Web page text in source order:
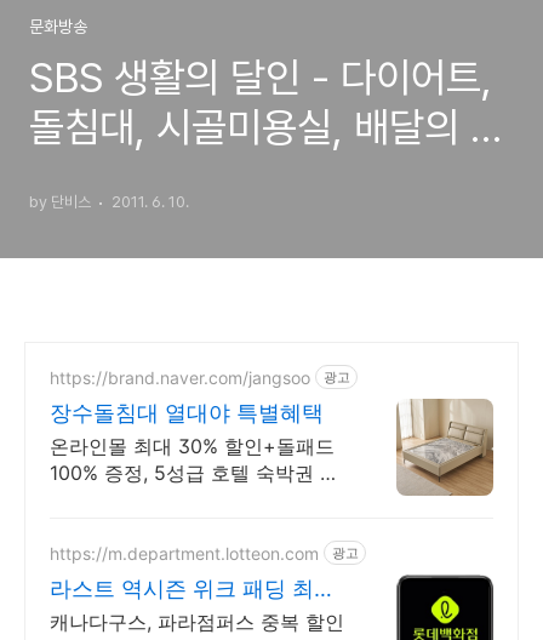
문화방송
SBS 생활의 달인 - 다이어트,
돌침대, 시골미용실, 배달의 달
by 단비스 2011. 6. 10.
https://brand.naver.com/jangsoo 광고
장수돌침대 열대야 특별혜택
온라인몰 최대 30% 할인+돌패드
100% 증정, 5성급 호텔 숙박권 추
https://m.department.lotteon.com 광고
라스트 역시즌 위크 패딩 최대
74% 할인
캐나다구스, 파라점퍼스 중복 할인